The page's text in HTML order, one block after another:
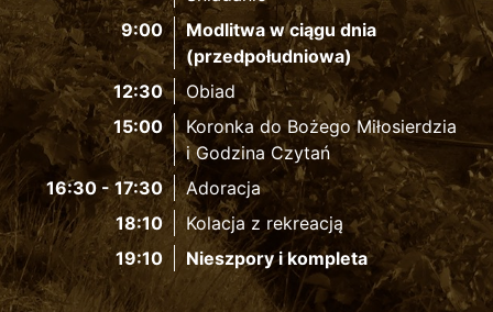
9:00
Modlitwa w ciągu dnia
(przedpołudniowa)
12:30
Obiad
15:00
Koronka do Bożego Miłosierdzia
i Godzina Czytań
16:30 - 17:30
Adoracja
18:10
Kolacja z rekreacją
19:10
Nieszpory i kompleta